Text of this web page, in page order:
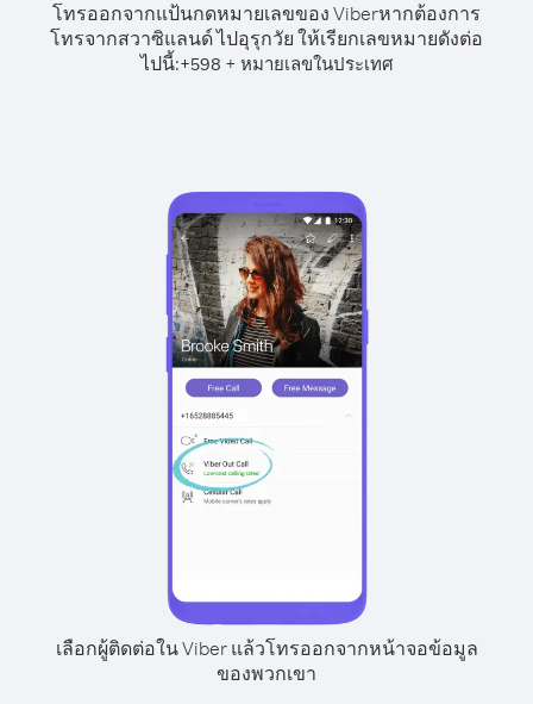
โทรออกจากแป้นกดหมายเลขของ Viberหากต้องการ
โทรจากสวาซิแลนด์ ไปอุรุกวัย ให้เรียกเลขหมายดังต่อ
ไปนี้:+598 + หมายเลขในประเทศ
เลือกผู้ติดต่อใน Viber แล้วโทรออกจากหน้าจอข้อมูล
ของพวกเขา